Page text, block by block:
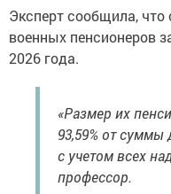
Эксперт сообщила,
военных пенсионеров
2026 года.
«Размер их
93,59% от суммы
с учетом всех
профессор.